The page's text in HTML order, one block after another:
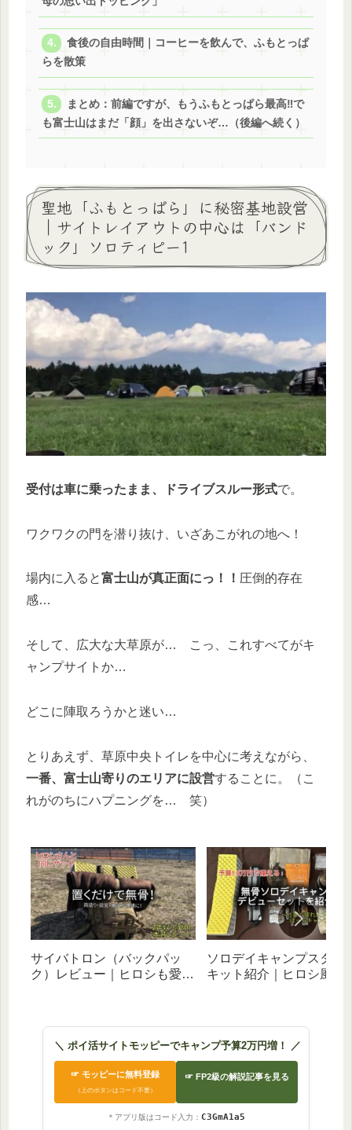
食後の自由時間｜コーヒーを飲んで、ふもとっぱ
らを散策
まとめ：前編ですが、もうふもとっぱら最高‼で
も富士山はまだ「顔」を出さないぞ…（後編へ続く）
聖地「ふもとっぱら」に秘密基地設営
｜サイトレイアウトの中心は「バンド
ック」ソロティピー1
受付は車に乗ったまま、ドライブスルー形式で。
ワクワクの門を潜り抜け、いざあこがれの地へ！
場内に入ると富士山が真正面にっ！！ 圧倒的存在
感…
そして、広大な大草原が… こっ、これすべてがキ
ャンプサイトか…
どこに陣取ろうかと迷い…
とりあえず、草原中央トイレを中心に考えながら、
一番、富士山寄りのエリアに設営することに。（こ
れがのちにハプニングを… 笑）
サイバトロン（バックパッ
ク）レビュー｜ヒロシも愛用
ソロデイキャンプスター
キット紹介｜ヒロシ風無
＼ ポイ活サイトモッピーでキャンプ予算2万円増！ ／
☞ モッピーに無料登録
（上のボタンはコード不要）
☞ FP2級の解説記事を見る
＊アプリ版はコード入力： C3GmA1a5